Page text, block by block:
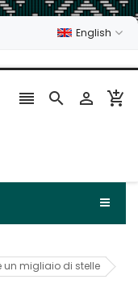
English
   
un migliaio di stelle